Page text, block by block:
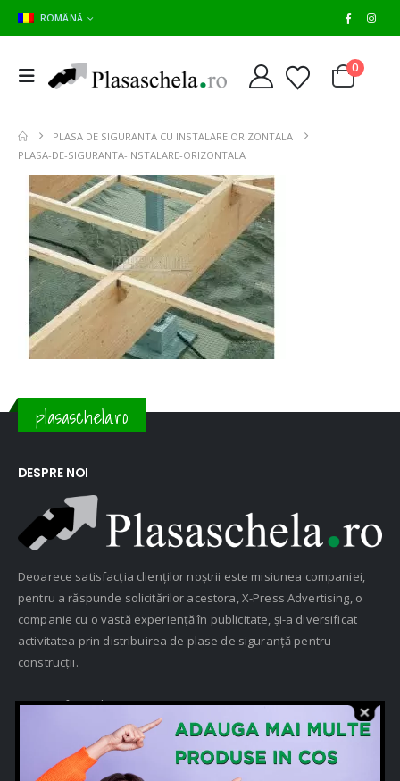
ROMÂNĂ
0
PLASA DE SIGURANTA CU INSTALARE ORIZONTALA
PLASA-DE-SIGURANTA-INSTALARE-ORIZONTALA
plasaschela.ro
DESPRE NOI
Deoarece satisfacția clienților noștrii este misiunea companiei,
pentru a răspunde solicitărilor acestora, X-Press Advertising, o
companie cu o vastă experiență în publicitate, și-a diversificat
activitatea prin distribuirea de plase de siguranță pentru
construcții.
[mc4wp_form id="3326"]
CONTACTEAZĂ-NE
Adresă:
Str. Cpt. Octav Cocarascu nr. 76, sector 1, Bucuresti,